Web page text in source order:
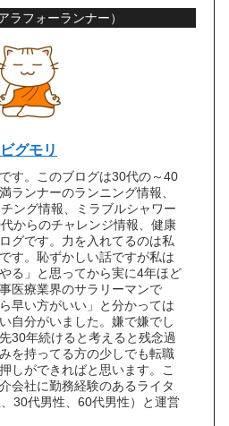
ラフォーランナー）
ビグモリ
す。このブログは30代の～40
ランナーのランニング情報、
ング情報、ミラブルシャワー
からのチャレンジ情報、健康
グです。力を入れてるのは私
す。恥ずかしい話ですが私は
る」と思ってから実に4年ほど
医療業界のサラリーマンで
早い方がいい」と分かっては
自分がいました。嫌で嫌でし
30年続けると考えると残念過
を持ってる方の少しでも転職
しができればと思います。こ
会社に勤務経験のあるライタ
30代男性、60代男性）と運営